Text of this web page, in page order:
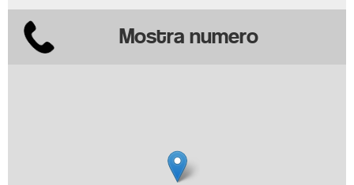
Mostra numero